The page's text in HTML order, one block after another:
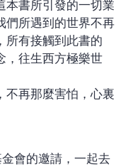
本書所引發的一切業
們所遇到的世界不再
所有接觸到此書的
，往生西方極樂世
不再那麼害怕，心裏
會的邀請，一起去